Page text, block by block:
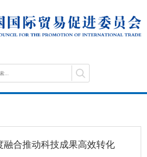
融合推动科技成果高效转化